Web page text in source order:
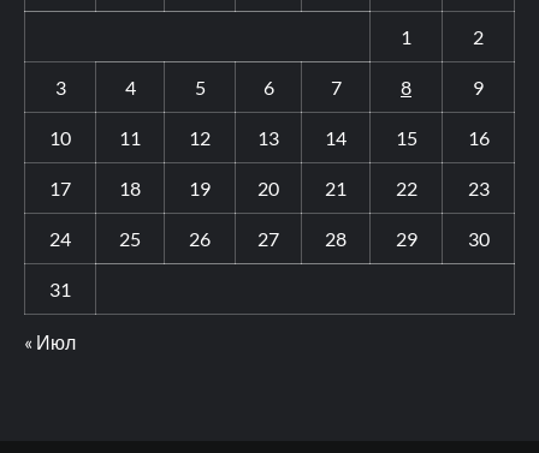
1 2
3 4 5 6 7 8 9
10 11 12 13 14 15 16
17 18 19 20 21 22 23
24 25 26 27 28 29 30
31
« Июл